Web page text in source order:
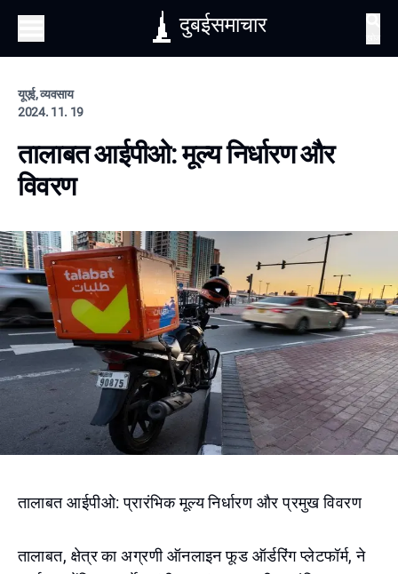
दुबईसमाचार
यूएई, व्यवसाय
2024. 11. 19
तालाबत आईपीओ: मूल्य निर्धारण और
विवरण
तालाबत आईपीओ: प्रारंभिक मूल्य निर्धारण और प्रमुख विवरण
तालाबत, क्षेत्र का अग्रणी ऑनलाइन फूड ऑर्डरिंग प्लेटफॉर्म, ने